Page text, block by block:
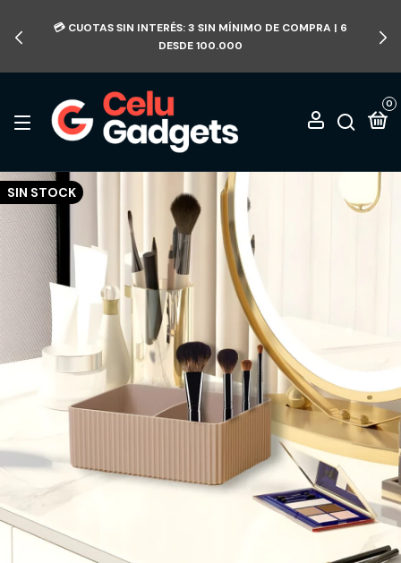
💳 CUOTAS SIN INTERÉS: 3 SIN MÍNIMO DE COMPRA | 6
DESDE 100.000
0
SIN STOCK